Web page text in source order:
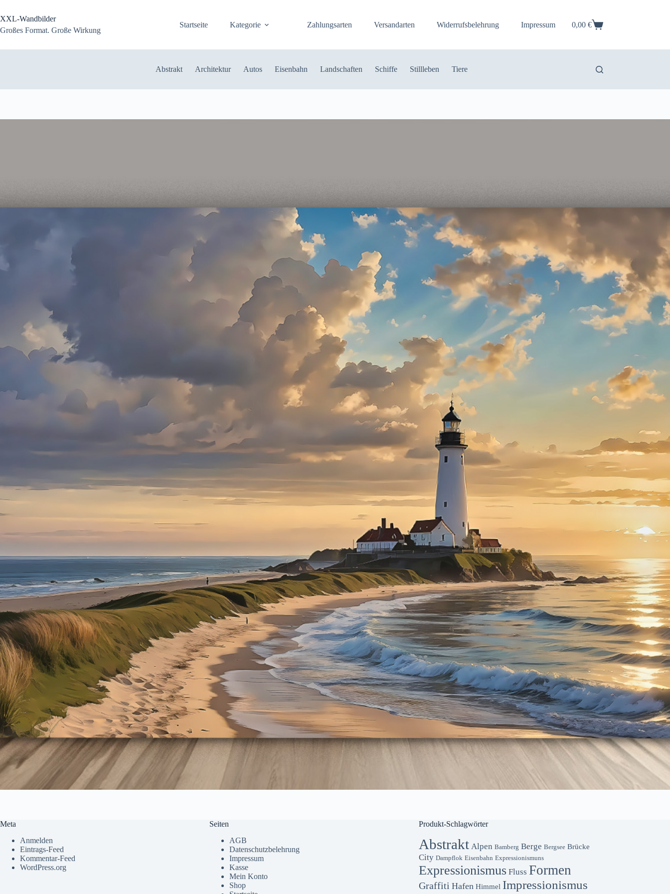
springen
XXL-Wandbilder
Großes Format. Große Wirkung
Startseite Kategorie Zahlungsarten Versandarten Widerrufsbelehrung Impressum Warenkorb
0,00 €
Abstrakt Architektur Autos Eisenbahn Landschaften Schiffe Stillleben Tiere
Meta
Anmelden
Eintrags-Feed
Kommentar-Feed
WordPress.org
Seiten
AGB
Datenschutzbelehrung
Impressum
Kasse
Mein Konto
Shop
Produkt-Schlagwörter
Abstrakt Alpen Bamberg Berge Bergsee Brücke
City Dampflok Eisenbahn Expressionismuns
Expressionismus Fluss Formen
Graffiti Hafen Himmel Impressionismus